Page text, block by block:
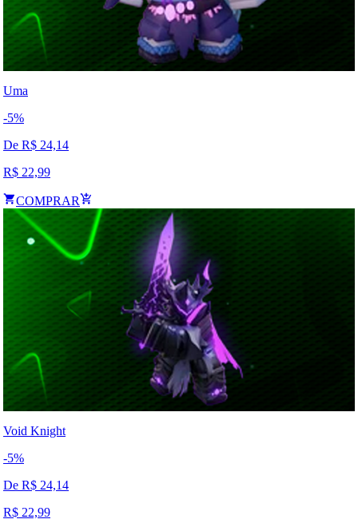
Uma
-5%
De R$ 24,14
R$ 22,99
COMPRAR
Void Knight
-5%
De R$ 24,14
R$ 22,99